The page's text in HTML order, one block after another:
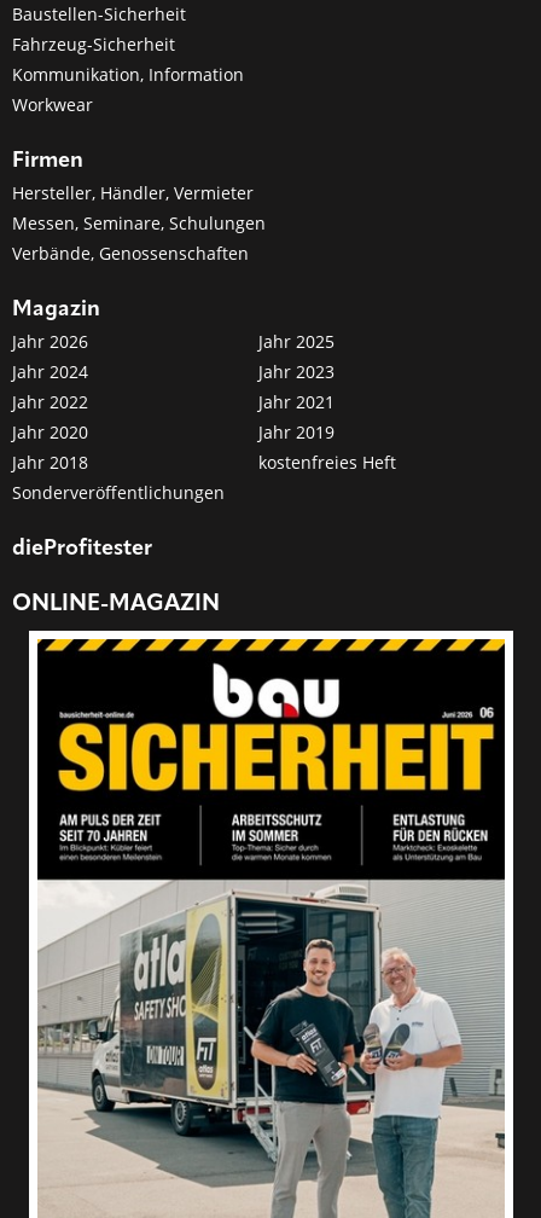
Baustellen-Sicherheit
Fahrzeug-Sicherheit
Kommunikation, Information
Workwear
Firmen
Hersteller, Händler, Vermieter
Messen, Seminare, Schulungen
Verbände, Genossenschaften
Magazin
Jahr 2026
Jahr 2025
Jahr 2024
Jahr 2023
Jahr 2022
Jahr 2021
Jahr 2020
Jahr 2019
Jahr 2018
kostenfreies Heft
Sonderveröffentlichungen
dieProfitester
ONLINE-MAGAZIN